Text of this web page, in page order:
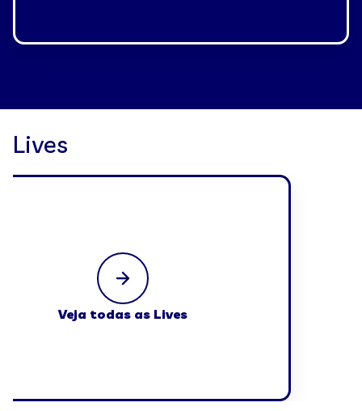
Lives
Veja todas as Lives